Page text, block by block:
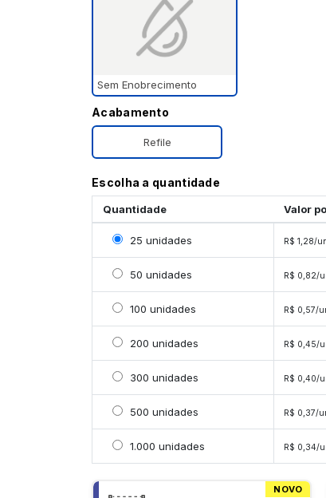
Sem Enobrecimento
Acabamento
Refile
Escolha a quantidade
Quantidade Valor
Selecionar 25 unidades
25 unidades R$ 1,28/
Selecionar 50 unidades
50 unidades R$ 0,82/
Selecionar 100 unidades
100 unidades R$ 0,57/
Selecionar 200 unidades
200 unidades R$ 0,45/
Selecionar 300 unidades
300 unidades R$ 0,40/
Selecionar 500 unidades
500 unidades R$ 0,37/
Selecionar 1000 unidades
1.000 unidades R$ 0,34/
NOVO